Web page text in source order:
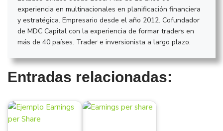
experiencia en multinacionales en planificación financiera
y estratégica. Empresario desde el año 2012. Cofundador
de MDC Capital con la experiencia de formar traders en
más de 40 países. Trader e inversionista a largo plazo.
Entradas relacionadas: